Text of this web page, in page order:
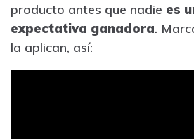
producto antes que nadie es
expectativa ganadora.
la aplican, así: